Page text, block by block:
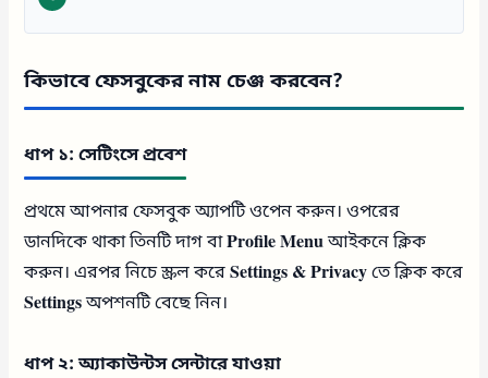
কিভাবে ফেসবুকের নাম চেঞ্জ করবেন?
ধাপ ১: সেটিংসে প্রবেশ
প্রথমে আপনার ফেসবুক অ্যাপটি ওপেন করুন। ওপরের
ডানদিকে থাকা তিনটি দাগ বাProfile Menuআইকনে ক্লিক
করুন। এরপর নিচে স্ক্রল করেSettings & Privacyতে ক্লিক করে
Settingsঅপশনটি বেছে নিন।
ধাপ ২: অ্যাকাউন্টস সেন্টারে যাওয়া